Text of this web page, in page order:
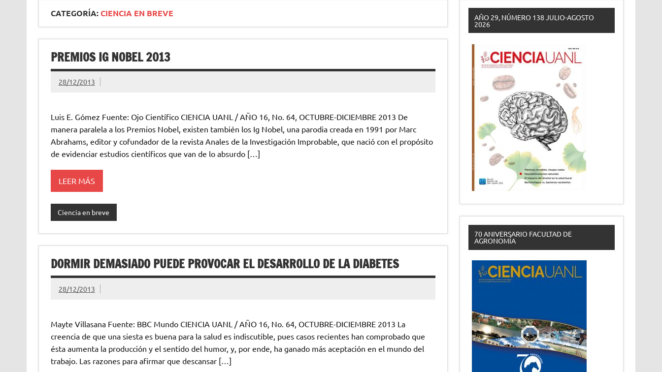
CATEGORÍA:CIENCIA EN BREVE
PREMIOS IG NOBEL 2013
28/12/2013
Luis E. Gómez Fuente: Ojo Científico CIENCIA UANL / AÑO 16, No. 64, OCTUBRE-DICIEMBRE 2013 De
manera paralela a los Premios Nobel, existen también los Ig Nobel, una parodia creada en 1991 por Marc
Abrahams, editor y cofundador de la revista Anales de la Investigación Improbable, que nació con el propósito
de evidenciar estudios científicos que van de lo absurdo […]
LEER MÁS
Ciencia en breve
DORMIR DEMASIADO PUEDE PROVOCAR EL DESARROLLO DE LA DIABETES
28/12/2013
Mayte Villasana Fuente: BBC Mundo CIENCIA UANL / AÑO 16, No. 64, OCTUBRE-DICIEMBRE 2013 La
creencia de que una siesta es buena para la salud es indiscutible, pues casos recientes han comprobado que
ésta aumenta la producción y el sentido del humor, y, por ende, ha ganado más aceptación en el mundo del
trabajo. Las razones para afirmar que descansar […]
AÑO 29, NÚMERO 138 JULIO-AGOSTO
2026
70 ANIVERSARIO FACULTAD DE
AGRONOMÍA